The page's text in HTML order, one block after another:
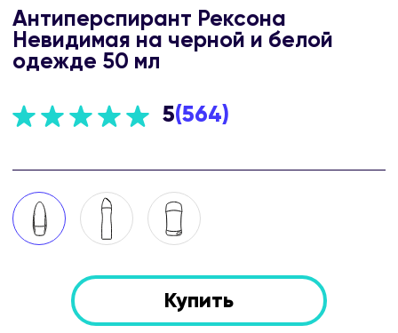
Антиперспирант Рексона
Невидимая на черной и белой
одежде 50 мл
5(564)
Купить